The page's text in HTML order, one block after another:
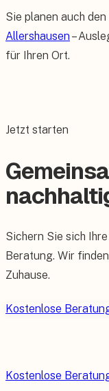
Sie planen auch
Allershausen –
für Ihren Ort.
Jetzt starten
Sichern Sie sich
Beratung. Wir
Zuhause.
Kostenlose
Kostenlose